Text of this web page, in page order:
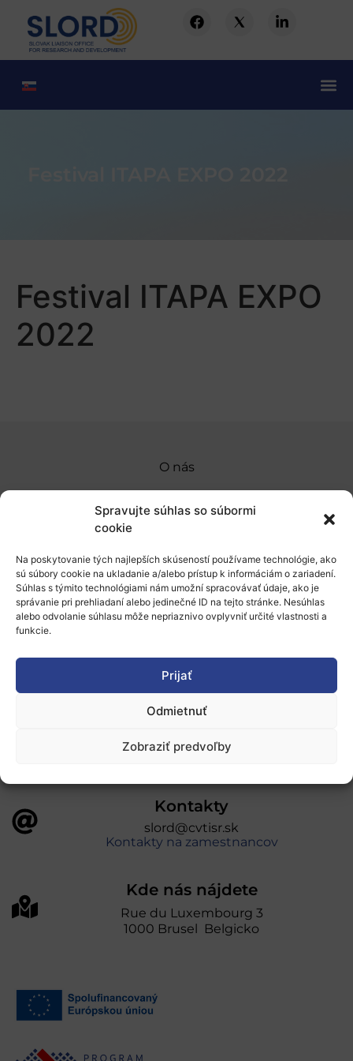
Spravujte súhlas so súbormi
cookie
Na poskytovanie tých najlepších skúseností používame technológie, ako
sú súbory cookie na ukladanie a/alebo prístup k informáciám o zariadení.
Súhlas s týmito technológiami nám umožní spracovávať údaje, ako je
správanie pri prehliadaní alebo jedinečné ID na tejto stránke. Nesúhlas
alebo odvolanie súhlasu môže nepriaznivo ovplyvniť určité vlastnosti a
funkcie.
Prijať
Odmietnuť
Zobraziť predvoľby
Festival ITAPA EXPO
2022
O nás
Financovanie a podpora
Stáže a pobyty
Novinky
Ochrana osobných údajov
„Projekt SK4ERA II je spolufinancovaný Európskou
úniou v rámci Programu Slovensko. Portál
prevádzkuje Centrum vedecko-technických
Kontakty
slord@cvtisr.sk
Kontakty na zamestnancov
Kde nás nájdete
Rue du Luxembourg 3
1000 Brusel Belgicko